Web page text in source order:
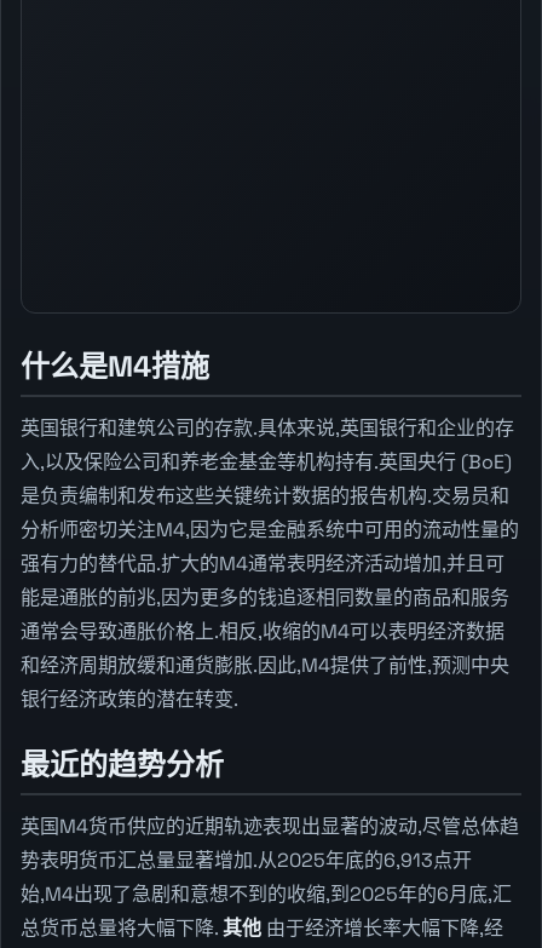
什么是M4措施
英国银行和建筑公司的存款.具体来说,英国银行和企业的存
入,以及保险公司和养老金基金等机构持有.英国央行 (BoE)
是负责编制和发布这些关键统计数据的报告机构.交易员和
分析师密切关注M4,因为它是金融系统中可用的流动性量的
强有力的替代品.扩大的M4通常表明经济活动增加,并且可
能是通胀的前兆,因为更多的钱追逐相同数量的商品和服务
通常会导致通胀价格上.相反,收缩的M4可以表明经济数据
和经济周期放缓和通货膨胀.因此,M4提供了前性,预测中央
银行经济政策的潜在转变.
最近的趋势分析
英国M4货币供应的近期轨迹表现出显著的波动,尽管总体趋
势表明货币汇总量显著增加.从2025年底的6,913点开
始,M4出现了急剧和意想不到的收缩,到2025年的6月底,汇
总货币总量将大幅下降.其他 由于经济增长率大幅下降,经